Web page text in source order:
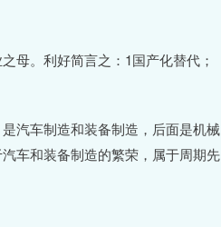
母。利好简言之：1国产化替代；
汽车制造和装备制造，后面是机械
车和装备制造的繁荣，属于周期先